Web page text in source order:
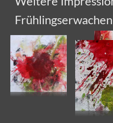
Frühlingserwachen